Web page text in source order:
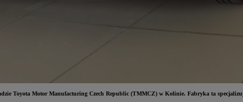
Toyota Motor Manufacturing Czech Republic (TMMCZ) w Kolinie. Fabryka ta